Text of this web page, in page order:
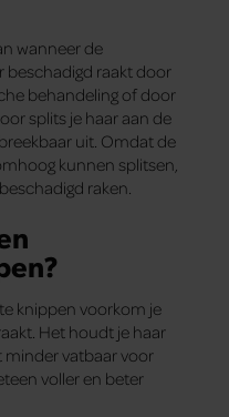
wanneer de
beschadigd raakt door
behandeling of door
splits je haar aan de
uit. Omdat de
kunnen splitsen,
raken.
knippen voorkom je
Het houdt je haar
minder vatbaar voor
voller en beter